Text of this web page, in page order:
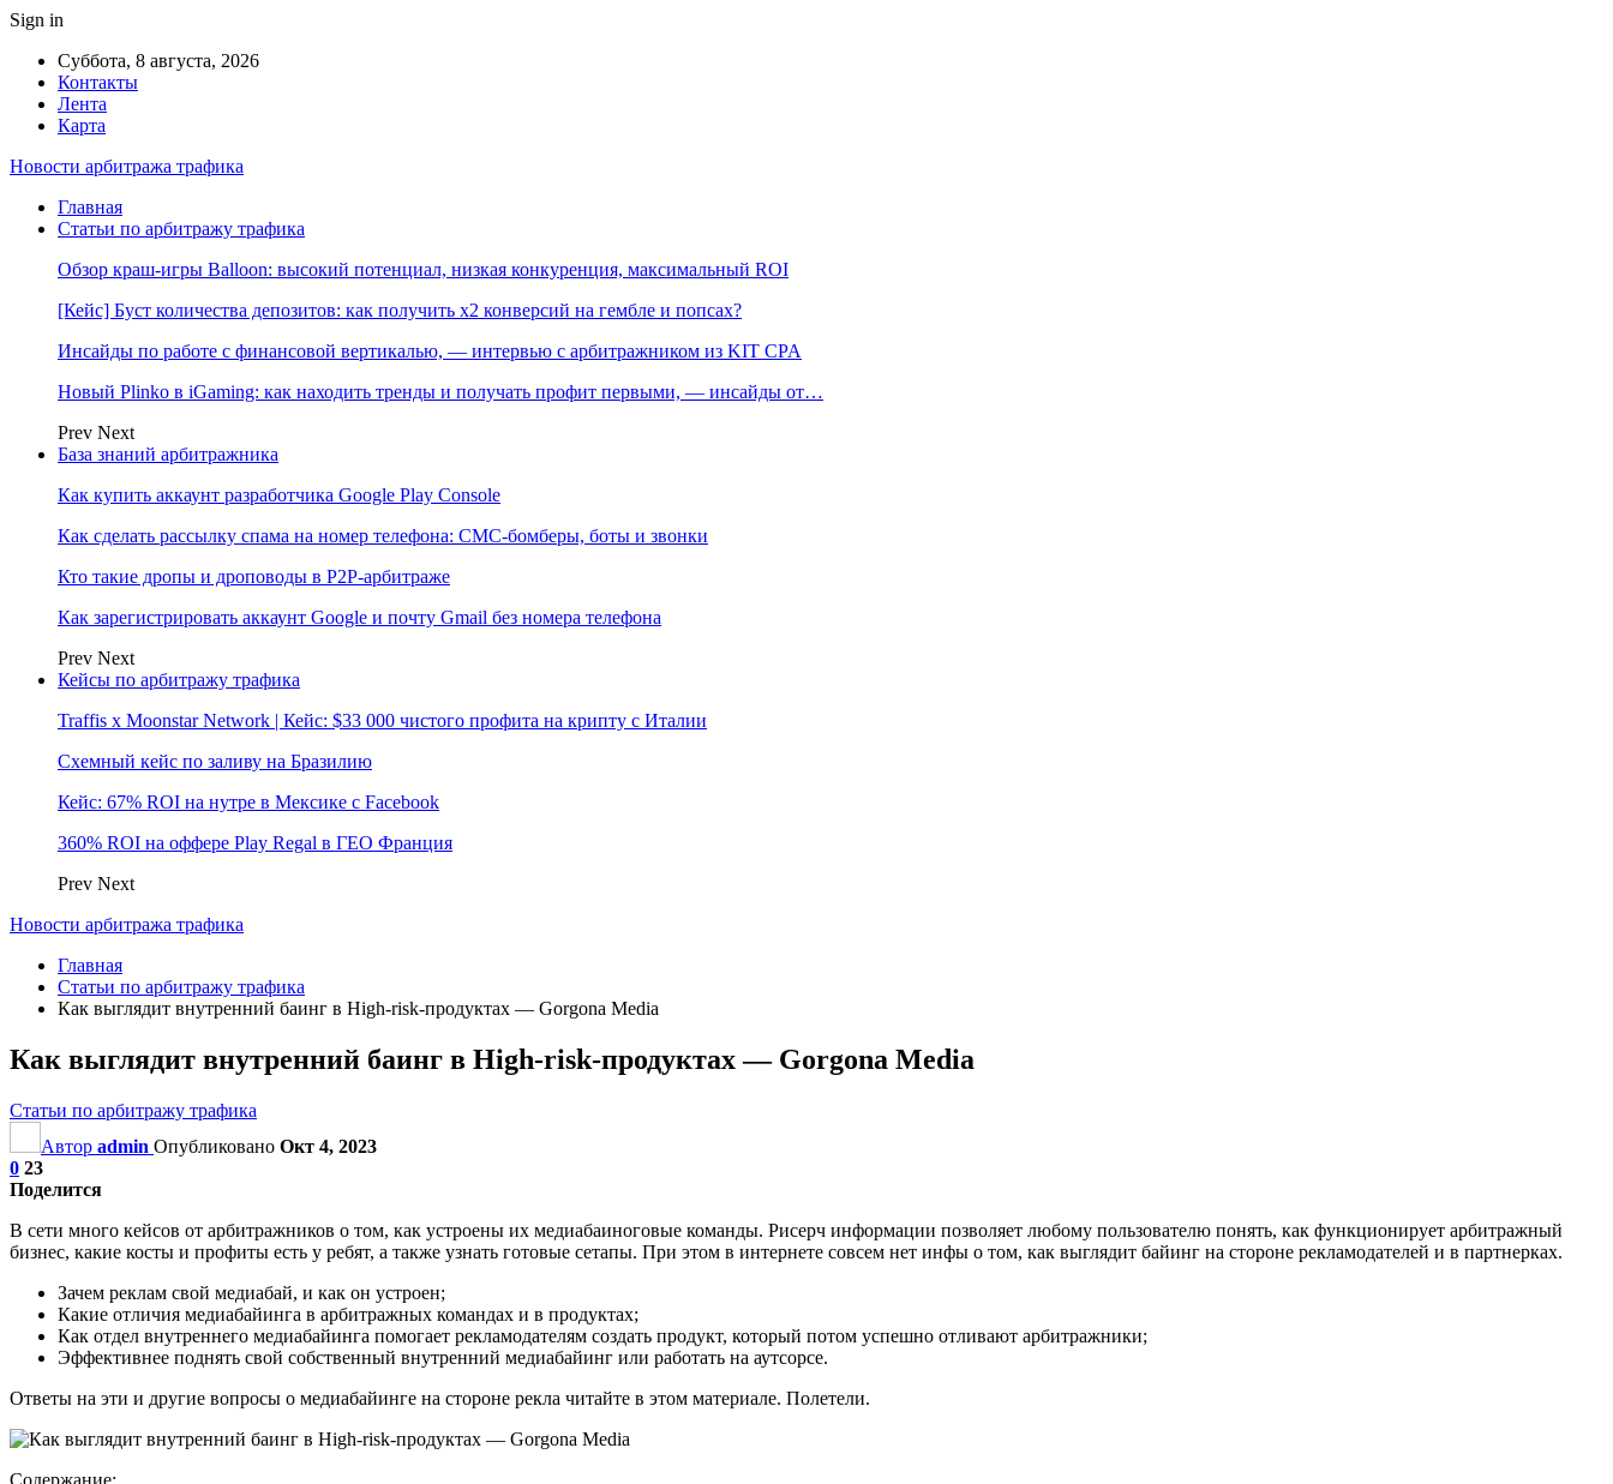
Sign in
Суббота, 8 августа, 2026
Контакты
Лента
Карта
Новости арбитража трафика
Главная
Статьи по арбитражу трафика
Обзор краш-игры Balloon: высокий потенциал, низкая конкуренция, максимальный ROI
[Кейс] Буст количества депозитов: как получить х2 конверсий на гембле и попсах?
Инсайды по работе с финансовой вертикалью, — интервью с арбитражником из KIT CPA
Новый Plinko в iGaming: как находить тренды и получать профит первыми, — инсайды от…
Prev Next
База знаний арбитражника
Как купить аккаунт разработчика Google Play Console
Как сделать рассылку спама на номер телефона: СМС-бомберы, боты и звонки
Кто такие дропы и дроповоды в P2P-арбитраже
Как зарегистрировать аккаунт Google и почту Gmail без номера телефона
Prev Next
Кейсы по арбитражу трафика
Traffis x Moonstar Network | Кейс: $33 000 чистого профита на крипту с Италии
Схемный кейс по заливу на Бразилию
Кейс: 67% ROI на нутре в Мексике с Facebook
360% ROI на оффере Play Regal в ГЕО Франция
Prev Next
Новости арбитража трафика
Главная
Статьи по арбитражу трафика
Как выглядит внутренний баинг в High-risk-продуктах — Gorgona Media
Как выглядит внутренний баинг в High-risk-продуктах — Gorgona Media
Статьи по арбитражу трафика
Автор admin Опубликовано Окт 4, 2023
0 23
Поделится
В сети много кейсов от арбитражников о том, как устроены их медиабаиноговые команды. Рисерч информации позволяет любому пользователю понять, как функционирует арбитражный
бизнес, какие косты и профиты есть у ребят, а также узнать готовые сетапы. При этом в интернете совсем нет инфы о том, как выглядит байинг на стороне рекламодателей и в партнерках.
Зачем реклам свой медиабай, и как он устроен;
Какие отличия медиабайинга в арбитражных командах и в продуктах;
Как отдел внутреннего медиабайинга помогает рекламодателям создать продукт, который потом успешно отливают арбитражники;
Эффективнее поднять свой собственный внутренний медиабайинг или работать на аутсорсе.
Ответы на эти и другие вопросы о медиабайинге на стороне рекла читайте в этом материале. Полетели.
Содержание: